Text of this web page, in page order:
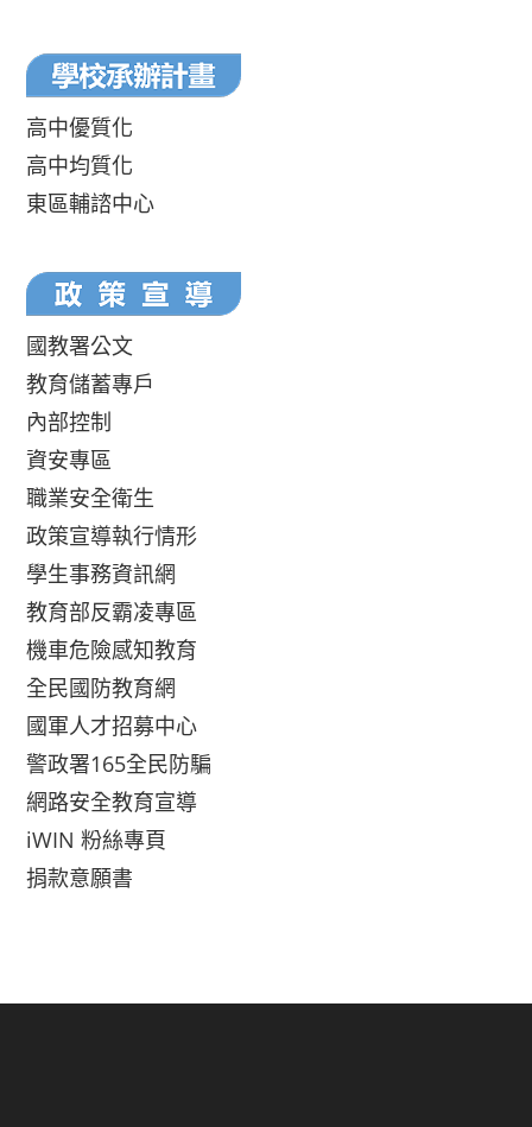
高中優質化
高中均質化
東區輔諮中心
國教署公文
教育儲蓄專戶
內部控制
資安專區
職業安全衛生
政策宣導執行情形
學生事務資訊網
教育部反霸凌專區
機車危險感知教育
全民國防教育網
國軍人才招募中心
警政署165全民防騙
網路安全教育宣導
iWIN 粉絲專頁
捐款意願書